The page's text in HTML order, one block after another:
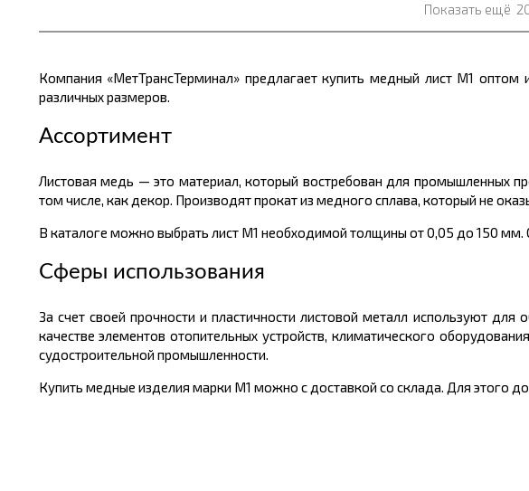
Показать ещё
Компания «МетТрансТерминал» предлагает купить медный лист М1
различных размеров.
Ассортимент
Листовая медь — это материал, который востребован для промышленных
том числе, как декор. Производят прокат из медного сплава, который не
В каталоге можно выбрать лист М1 необходимой толщины от 0,05 до 150 мм.
Сферы использования
За счет своей прочности и пластичности листовой металл используют
качестве элементов отопительных устройств, климатического
судостроительной промышленности.
Купить медные изделия марки М1 можно с доставкой со склада. Для этого